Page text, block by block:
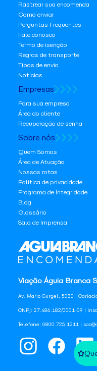
Viação Águia Branca
Av. Mario Gurgel, 5030 |
CNPJ: 27.486.182/0001-09 |
Telefone: 0800 725 1211 |
Rastrear sua encomenda
Como enviar
Perguntas Frequentes
Fale conosco
Termo de isenção
Regras de transporte
Tipos de envio
Notícias
Empresas
Para sua empresa
Área do cliente
Recuperação de senha
Sobre nós
Quem Somos
Área de Atuação
Nossas rotas
Política de privacidade
Programa de Integridade
Blog
Glossário
Sala de Imprensa